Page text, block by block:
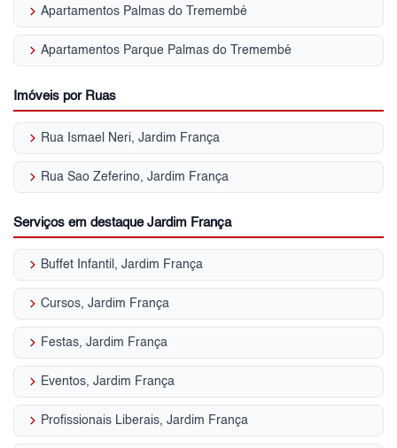
keyboard_arrow_right Apartamentos Palmas do Tremembé
keyboard_arrow_right Apartamentos Parque Palmas do Tremembé
Imóveis por Ruas
keyboard_arrow_right Rua Ismael Neri, Jardim França
keyboard_arrow_right Rua Sao Zeferino, Jardim França
Serviços em destaque Jardim França
keyboard_arrow_right Buffet Infantil, Jardim França
keyboard_arrow_right Cursos, Jardim França
keyboard_arrow_right Festas, Jardim França
keyboard_arrow_right Eventos, Jardim França
keyboard_arrow_right Profissionais Liberais, Jardim França